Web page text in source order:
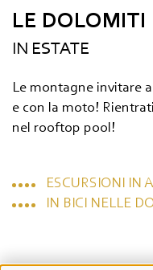
LE DOLOMITI
IN ESTATE
Le montagne invitare
e con la moto!
nel rooftop pool!
ESCURSIONI IN
IN BICI NELLE